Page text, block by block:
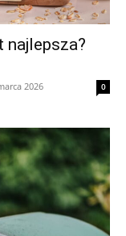
najlepsza?
2026 0